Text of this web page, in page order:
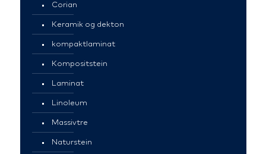
Corian
Keramik og dekton
kompaktlaminat
Kompositstein
Laminat
Linoleum
Massivtre
Naturstein